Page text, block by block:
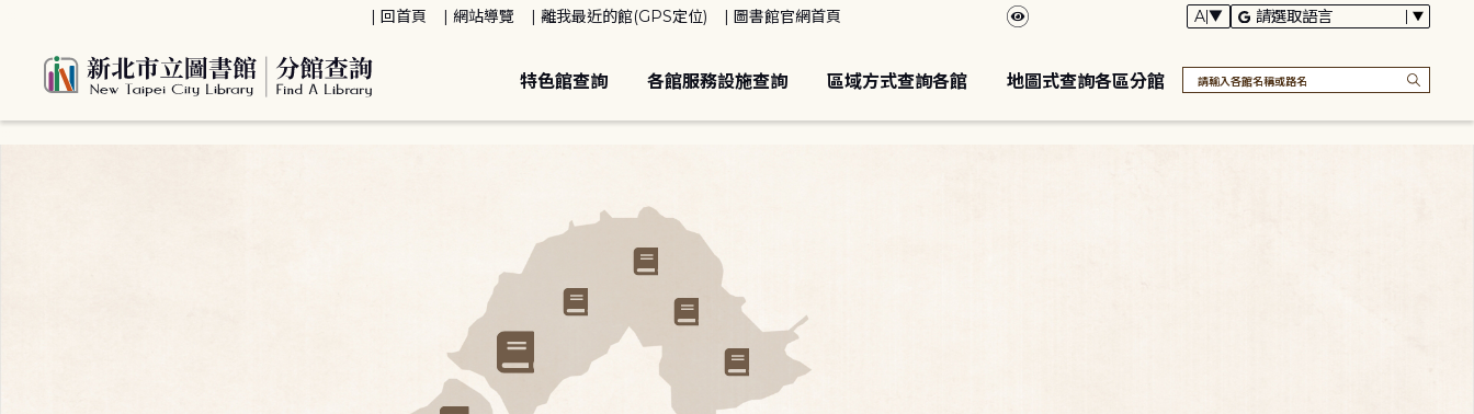
回首頁 網站導覽 離我最近的館(GPS定位) 圖書館官網首頁
特色館查詢 各館服務設施查詢 區域方式查詢各館 地圖式查詢各區分館